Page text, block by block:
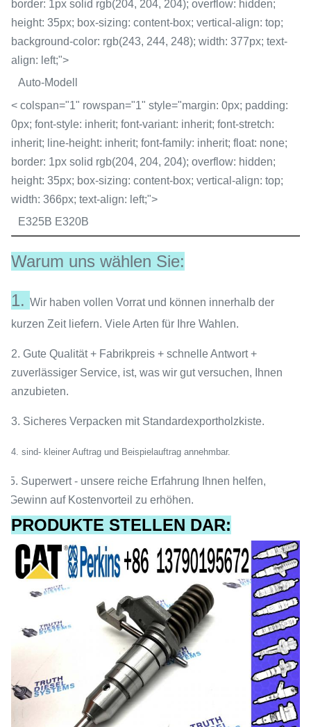
border: 1px solid rgb(204, 204, 204); overflow: hidden;
height: 35px; box-sizing: content-box; vertical-align: top;
background-color: rgb(243, 244, 248); width: 377px; text-
align: left;">
Auto-Modell
< colspan="1" rowspan="1" style="margin: 0px; padding:
0px; font-style: inherit; font-variant: inherit; font-stretch:
inherit; line-height: inherit; font-family: inherit; float: none;
border: 1px solid rgb(204, 204, 204); overflow: hidden;
height: 35px; box-sizing: content-box; vertical-align: top;
width: 366px; text-align: left;">
E325B E320B
Warum uns wählen Sie:
1. Wir haben vollen Vorrat und können innerhalb der
kurzen Zeit liefern. Viele Arten für Ihre Wahlen.
2. Gute Qualität + Fabrikpreis + schnelle Antwort +
zuverlässiger Service, ist, was wir gut versuchen, Ihnen
anzubieten.
3. Sicheres Verpacken mit Standardexportholzkiste.
4. sind- kleiner Auftrag und Beispielauftrag annehmbar.
5. Superwert - unsere reiche Erfahrung Ihnen helfen,
Gewinn auf Kostenvorteil zu erhöhen.
PRODUKTE STELLEN DAR: